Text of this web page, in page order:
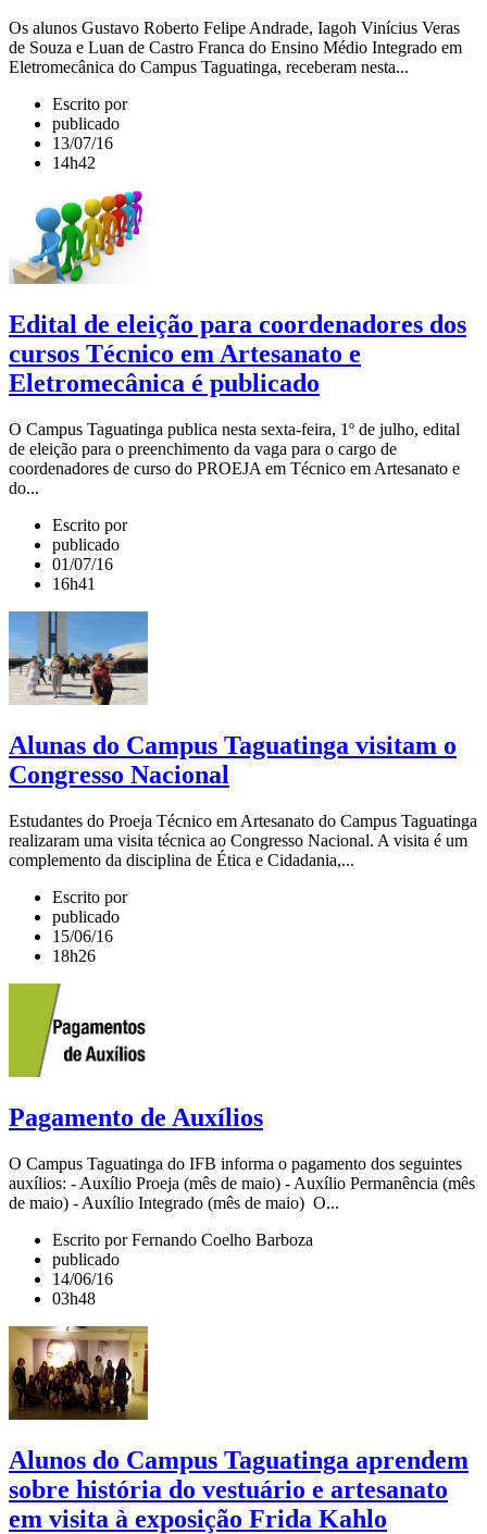
Os alunos Gustavo Roberto Felipe Andrade, Iagoh Vinícius Veras
de Souza e Luan de Castro Franca do Ensino Médio Integrado em
Eletromecânica do Campus Taguatinga, receberam nesta...
Escrito por
publicado
13/07/16
14h42
Edital de eleição para coordenadores dos
cursos Técnico em Artesanato e
Eletromecânica é publicado
O Campus Taguatinga publica nesta sexta-feira, 1º de julho, edital
de eleição para o preenchimento da vaga para o cargo de
coordenadores de curso do PROEJA em Técnico em Artesanato e
do...
Escrito por
publicado
01/07/16
16h41
Alunas do Campus Taguatinga visitam o
Congresso Nacional
Estudantes do Proeja Técnico em Artesanato do Campus Taguatinga
realizaram uma visita técnica ao Congresso Nacional. A visita é um
complemento da disciplina de Ética e Cidadania,...
Escrito por
publicado
15/06/16
18h26
Pagamento de Auxílios
O Campus Taguatinga do IFB informa o pagamento dos seguintes
auxílios: - Auxílio Proeja (mês de maio) - Auxílio Permanência (mês
de maio) - Auxílio Integrado (mês de maio) O...
Escrito por Fernando Coelho Barboza
publicado
14/06/16
03h48
Alunos do Campus Taguatinga aprendem
sobre história do vestuário e artesanato
em visita à exposição Frida Kahlo